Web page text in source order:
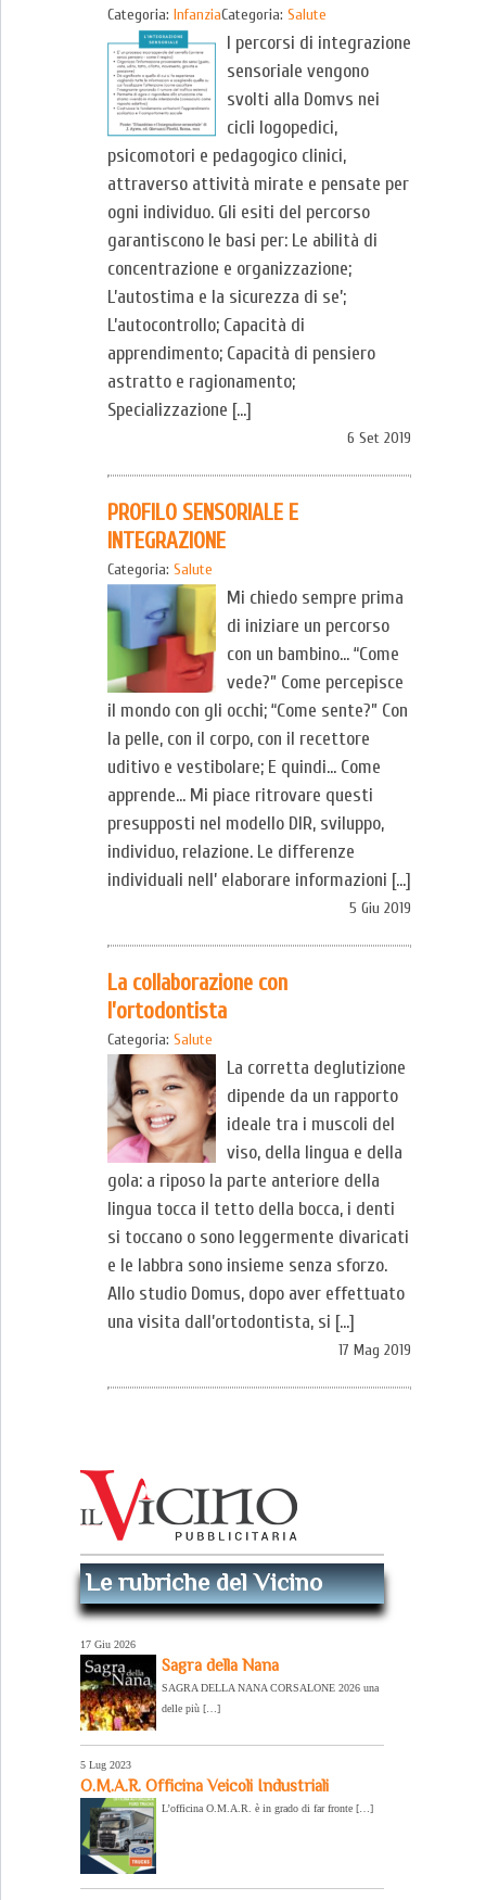
Categoria: InfanziaCategoria: Salute
I percorsi di integrazione
sensoriale vengono
svolti alla Domvs nei
cicli logopedici,
psicomotori e pedagogico clinici,
attraverso attività mirate e pensate per
ogni individuo. Gli esiti del percorso
garantiscono le basi per: Le abilità di
concentrazione e organizzazione;
L’autostima e la sicurezza di se’;
L’autocontrollo; Capacità di
apprendimento; Capacità di pensiero
astratto e ragionamento;
Specializzazione […]
6 Set 2019
PROFILO SENSORIALE E
INTEGRAZIONE
Categoria: Salute
Mi chiedo sempre prima
di iniziare un percorso
con un bambino… “Come
vede?” Come percepisce
il mondo con gli occhi; “Come sente?” Con
la pelle, con il corpo, con il recettore
uditivo e vestibolare; E quindi… Come
apprende… Mi piace ritrovare questi
presupposti nel modello DIR, sviluppo,
individuo, relazione. Le differenze
individuali nell’ elaborare informazioni […]
5 Giu 2019
La collaborazione con
l’ortodontista
Categoria: Salute
La corretta deglutizione
dipende da un rapporto
ideale tra i muscoli del
viso, della lingua e della
gola: a riposo la parte anteriore della
lingua tocca il tetto della bocca, i denti
si toccano o sono leggermente divaricati
e le labbra sono insieme senza sforzo.
Allo studio Domus, dopo aver effettuato
una visita dall’ortodontista, si […]
17 Mag 2019
Le rubriche del Vicino
17 Giu 2026
Sagra della Nana
SAGRA DELLA NANA CORSALONE 2026 una
delle più […]
5 Lug 2023
O.M.A.R. Officina Veicoli Industriali
L’officina O.M.A.R. è in grado di far fronte […]